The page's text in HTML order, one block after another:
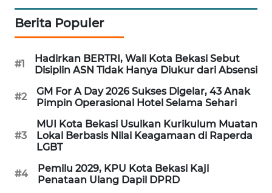
Berita Populer
#1
Hadirkan BERTRI, Wali Kota Bekasi Sebut
Disiplin ASN Tidak Hanya Diukur dari Absensi
#2
GM For A Day 2026 Sukses Digelar, 43 Anak
Pimpin Operasional Hotel Selama Sehari
#3
MUI Kota Bekasi Usulkan Kurikulum Muatan
Lokal Berbasis Nilai Keagamaan di Raperda
LGBT
#4
Pemilu 2029, KPU Kota Bekasi Kaji
Penataan Ulang Dapil DPRD
HUMBANG
NEWS
GARONGGANG
ID
NEWS